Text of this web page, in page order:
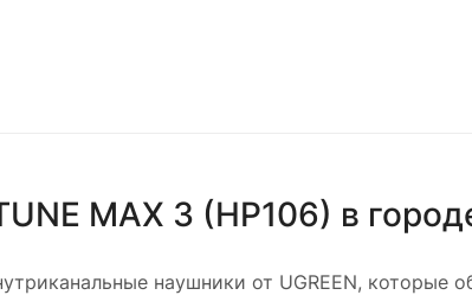
MAX 3 (HP106) в
наушники от UGREEN, которые